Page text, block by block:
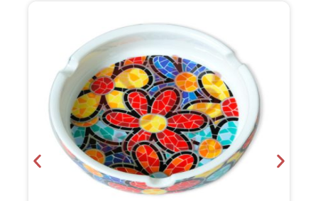
Castellón de la Plana
Cordoba
Cuenca
Elche
Fuerteventura